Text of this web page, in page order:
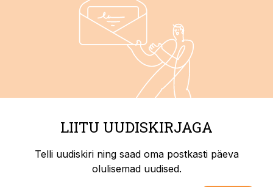
LIITU UUDISKIRJAGA
Telli uudiskiri ning saad oma postkasti päeva
olulisemad uudised.